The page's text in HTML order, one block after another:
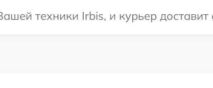
техники Irbis, и курьер доставит